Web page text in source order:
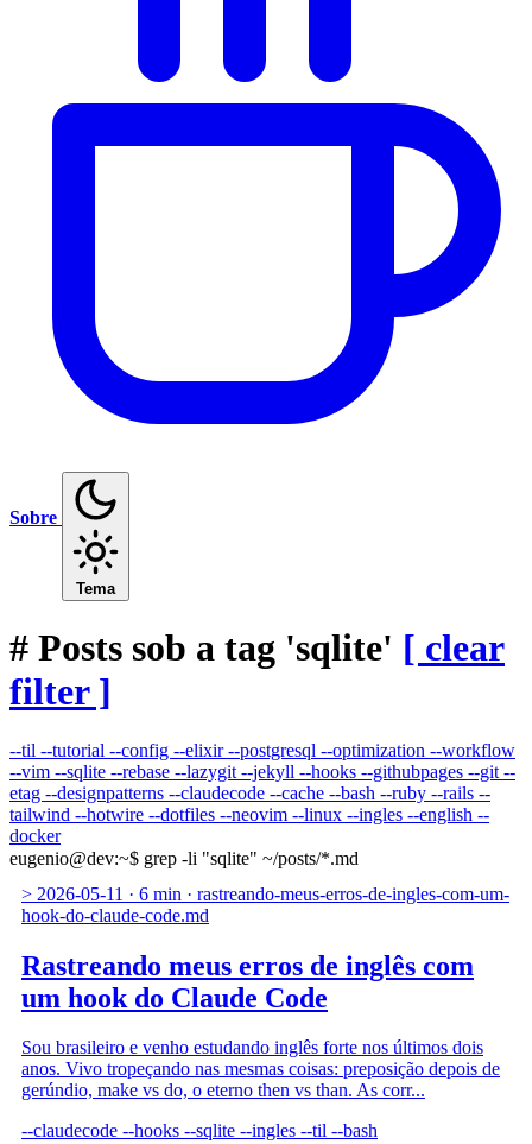
Sobre
Tema
# Posts sob a tag 'sqlite' [ clear
filter ]
--til --tutorial --config --elixir--postgresql --optimization --workflow
--vim --sqlite --rebase --lazygit --jekyll --hooks --githubpages --git --
etag --designpatterns --claudecode --cache --bash --ruby --rails --
tailwind --hotwire --dotfiles --neovim --linux --ingles --english --
docker
eugenio@dev:~$ grep -li "sqlite" ~/posts/*.md
> 2026-05-11 · 6 min · rastreando-meus-erros-de-ingles-com-um-
hook-do-claude-code.md
Rastreando meus erros de inglês com
um hook do Claude Code
Sou brasileiro e venho estudando inglês forte nos últimos dois
anos. Vivo tropeçando nas mesmas coisas: preposição depois de
gerúndio, make vs do, o eterno then vs than. As corr...
--claudecode --hooks --sqlite --ingles --til --bash